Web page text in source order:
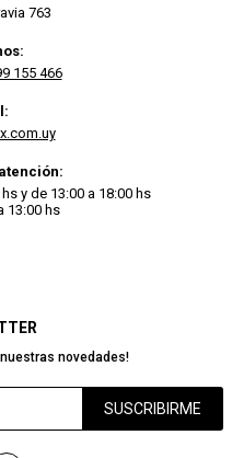
novedades!
SUSCRIBIRME
763
155 466
y de 13:00 a 18:00 hs
13:00 hs